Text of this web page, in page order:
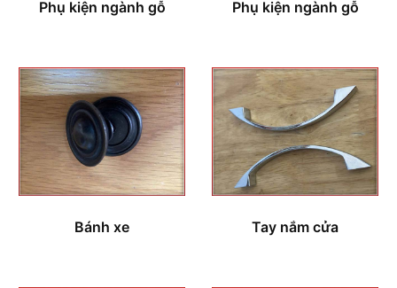
Phụ kiện ngành gỗ Phụ kiện ngành gỗ
Bánh xe Tay nắm cửa